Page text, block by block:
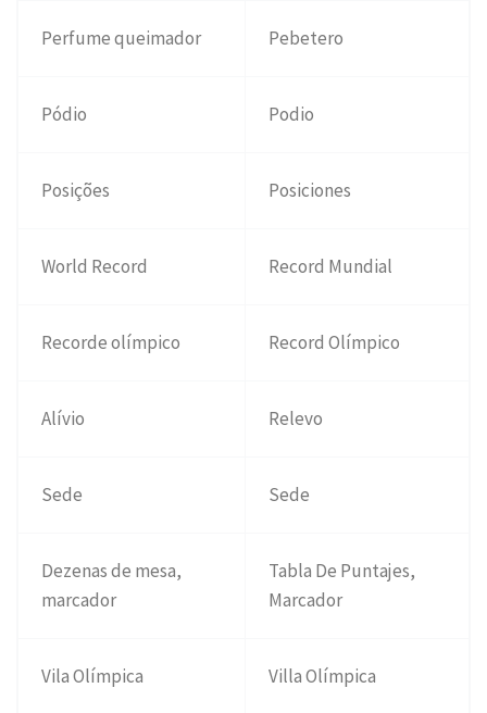
Perfume queimador Pebetero
Pódio Podio
Posições Posiciones
World Record Record Mundial
Recorde olímpico Record Olímpico
Alívio Relevo
Sede Sede
Dezenas de mesa,
marcador
Tabla De Puntajes,
Marcador
Vila Olímpica Villa Olímpica